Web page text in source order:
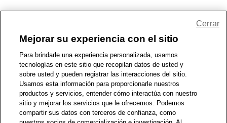
1-800-679-9691 | Contáctenos | Términos de Uso | Accesibilidad
Política de Privacidad | WA Privacy Policy | Mapa del sitio
Zona de Bienestar | © 1999 - 2026 CVS.com
Mejorar su experiencia con el sitio
Para brindarle una experiencia personalizada, usamos
tecnologías en este sitio que recopilan datos de usted y
sobre usted y pueden registrar las interacciones del sitio.
Usamos esta información para proporcionarle nuestros
productos y servicios, entender cómo interactúa con nuestro
sitio y mejorar los servicios que le ofrecemos. Podemos
compartir sus datos con terceros de confianza, como
Cerrar